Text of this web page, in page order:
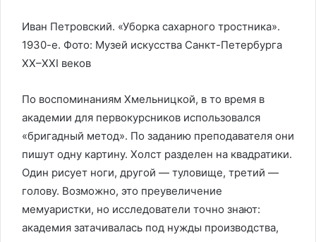
Иван Петровский. «Уборка сахарного тростника».
1930-е. Фото: Музей искусства Санкт-Петербурга
XX–XXI веков
По воспоминаниям Хмельницкой, в то время в
академии для первокурсников использовался
«бригадный метод». По заданию преподавателя они
пишут одну картину. Холст разделен на квадратики.
Один рисует ноги, другой — туловище, третий —
голову. Возможно, это преувеличение
мемуаристки, но исследователи точно знают:
академия затачивалась под нужды производства,